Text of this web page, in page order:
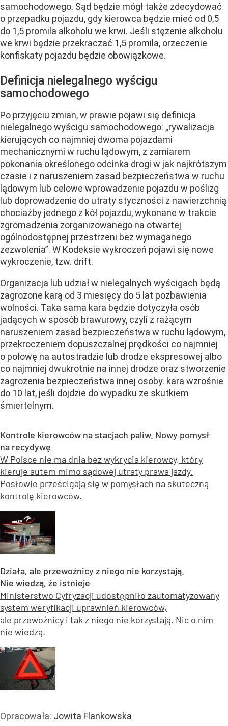
samochodowego. Sąd będzie mógł także zdecydować
o przepadku pojazdu, gdy kierowca będzie mieć od 0,5
do 1,5 promila alkoholu we krwi. Jeśli stężenie alkoholu
we krwi będzie przekraczać 1,5 promila, orzeczenie
konfiskaty pojazdu będzie obowiązkowe.
Definicja nielegalnego wyścigu
samochodowego
Po przyjęciu zmian, w prawie pojawi się definicja
nielegalnego wyścigu samochodowego: „rywalizacja
kierujących co najmniej dwoma pojazdami
mechanicznymi w ruchu lądowym, z zamiarem
pokonania określonego odcinka drogi w jak najkrótszym
czasie i z naruszeniem zasad bezpieczeństwa w ruchu
lądowym lub celowe wprowadzenie pojazdu w poślizg
lub doprowadzenie do utraty styczności z nawierzchnią
chociażby jednego z kół pojazdu, wykonane w trakcie
zgromadzenia zorganizowanego na otwartej
ogólnodostępnej przestrzeni bez wymaganego
zezwolenia”. W Kodeksie wykroczeń pojawi się nowe
wykroczenie, tzw. drift.
Organizacja lub udział w nielegalnych wyścigach będą
zagrożone karą od 3 miesięcy do 5 lat pozbawienia
wolności. Taka sama kara będzie dotyczyła osób
jadących w sposób brawurowy, czyli z rażącym
naruszeniem zasad bezpieczeństwa w ruchu lądowym,
przekroczeniem dopuszczalnej prędkości co najmniej
o połowę na autostradzie lub drodze ekspresowej albo
co najmniej dwukrotnie na innej drodze oraz stworzenie
zagrożenia bezpieczeństwa innej osoby. kara wzrośnie
do 10 lat, jeśli dojdzie do wypadku ze skutkiem
śmiertelnym.
Kontrole kierowców na stacjach paliw. Nowy pomysł
na recydywę
W Polsce nie ma dnia bez wykrycia kierowcy, który
kieruje autem mimo sądowej utraty prawa jazdy.
Posłowie prześcigają się w pomysłach na skuteczną
kontrolę kierowców.
Działa, ale przewoźnicy z niego nie korzystają.
Nie wiedzą, że istnieje
Ministerstwo Cyfryzacji udostępniło zautomatyzowany
system weryfikacji uprawnień kierowców,
ale przewoźnicy i tak z niego nie korzystają. Nic o nim
nie wiedzą.
Opracowała: Jowita Flankowska